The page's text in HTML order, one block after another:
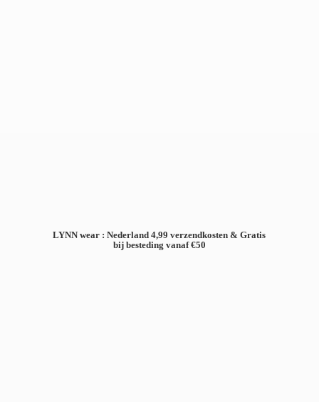
LYNN wear : Nederland 4,99 verzendkosten & Gratis
bij besteding vanaf €50